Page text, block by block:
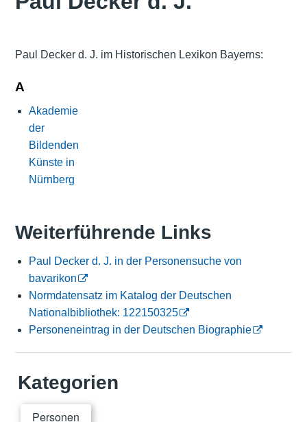
Paul Decker d. J. im Historischen Lexikon Bayerns:
A
Akademie
der
Bildenden
Künste in
Nürnberg
Weiterführende Links
Paul Decker d. J. in der Personensuche von
bavarikon
Normdatensatz im Katalog der Deutschen
Nationalbibliothek: 122150325
Personeneintrag in der Deutschen Biographie
Kategorien
Personen